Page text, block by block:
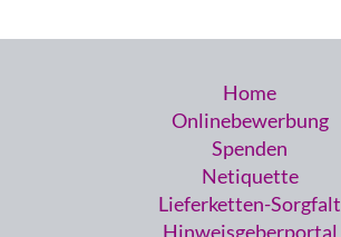
Home
Onlinebewerbung
Spenden
Netiquette
Lieferketten-Sorgfalt
Hinweisgeberportal